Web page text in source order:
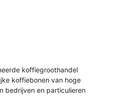
koffiegroothandel
koffiebonen van hoge
bedrijven en particulieren